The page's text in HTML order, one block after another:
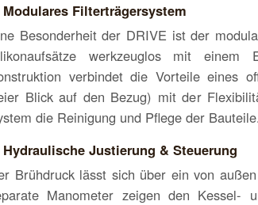
Modulares Filterträgersystem
Besonderheit der DRIVE ist der
werkzeuglos mit einem
verbindet die Vorteile eines
Blick auf den Bezug) mit der
die Reinigung und Pflege der
Hydraulische Justierung & Steuerung
Brühdruck lässt sich über ein von
Manometer zeigen den Kessel-